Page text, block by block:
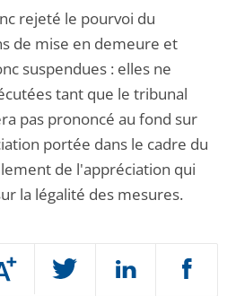
Augmenter
ou
rejeté le pourvoi du
de mise en demeure et
suspendues : elles ne
tant que le tribunal
pas prononcé au fond sur
portée dans le cadre du
de l'appréciation qui
la légalité des mesures.